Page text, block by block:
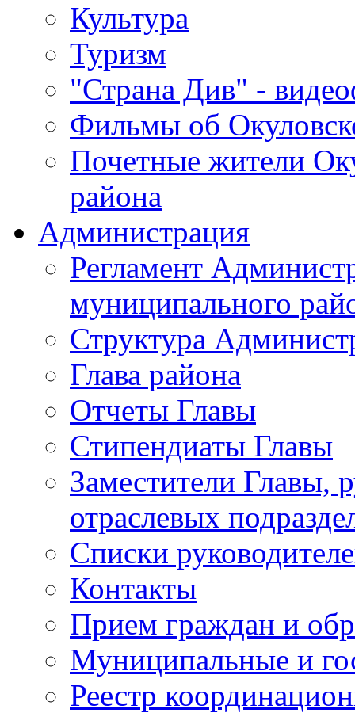
Культура
Туризм
"Страна Див" -
Фильмы об
Почетные жители
района
Администрация
Регламент
муниципального
Структура
Глава района
Отчеты Главы
Стипендиаты Главы
Заместители Главы,
отраслевых
Списки
Контакты
Прием граждан и
Муниципальные и
Реестр